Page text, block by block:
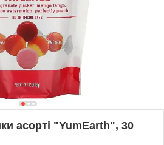
асорті "YumEarth", 30